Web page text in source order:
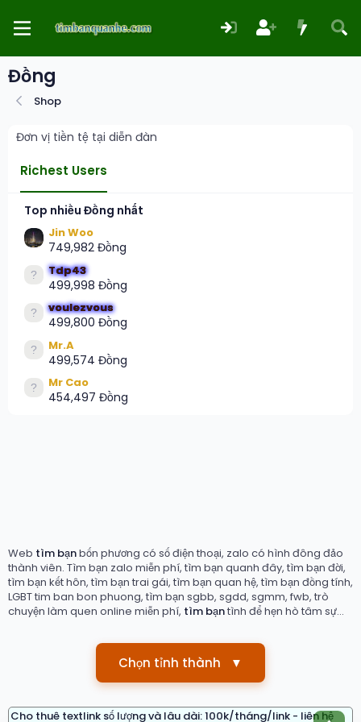
Đồng
Shop
Đơn vị tiền tệ tại diễn đàn
Richest Users
Top nhiều Đồng nhất
Jin Woo
749,982 Đồng
Tdp43
499,998 Đồng
voulezvous
499,800 Đồng
Mr.A
499,574 Đồng
Mr Cao
454,497 Đồng
Web tìm bạnbốn phương có số điện thoại, zalo có hình đông đảo
thành viên. Tìm bạn zalo miễn phí, tìm bạn quanh đây, tìm bạn đời,
tìm bạn kết hôn, tìm bạn trai gái, tìm bạn quan hệ, tìm bạn đồng tính,
LGBT tim ban bon phuong, tìm bạn sgbb, sgdd, sgmm, fwb, trò
chuyện làm quen online miễn phí, tìm bạntình để hẹn hò tâm sự...
Chọn tỉnh thành ▼
Cho thuê textlink số lượng và lâu dài: 100k/tháng/link - liên hệ